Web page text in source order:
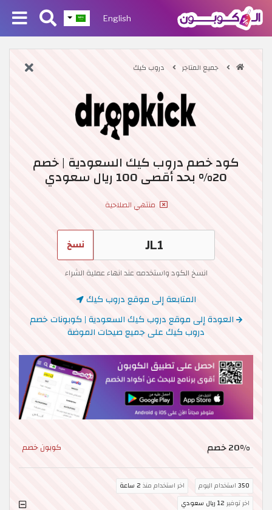
English
جميع المتاجر دروب كيك
كود خصم دروب كيك السعودية | خصم
20% بحد أقصى 100 ريال سعودي
منتهي الصلاحية
نسخ
انسخ الكود واستخدمه عند انهاء عملية الشراء
المتابعة إلى موقع دروب كيك
العودة إلى موقع دروب كيك السعودية | كوبونات خصم
دروب كيك على جميع صيحات الموضة
20% خصم كوبون خصم
350 استخدام اليوم اخر استخدام منذ 2 ساعة
اخر توفير 12 ريال سعودي